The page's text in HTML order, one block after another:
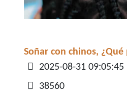
Soñar con chinos,
Detalles
2025-08-31 09:05:45
38560